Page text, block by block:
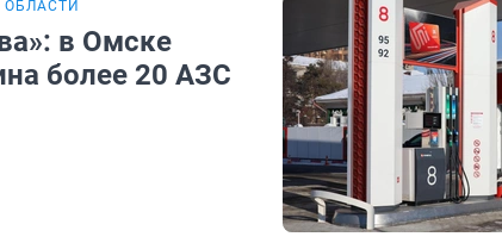
в Омске
более 20 АЗС